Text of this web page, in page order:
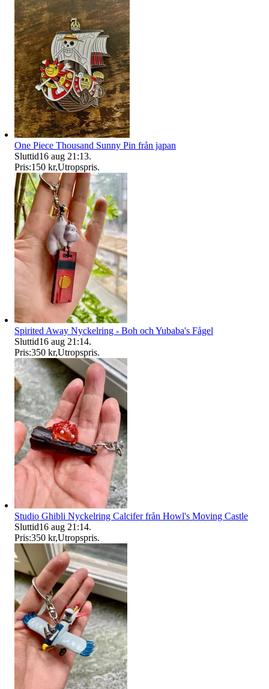
One Piece Thousand Sunny Pin från japan
Sluttid16 aug 21:13.
Pris:150 kr,Utropspris.
Spirited Away Nyckelring - Boh och Yubaba's Fågel
Sluttid16 aug 21:14.
Pris:350 kr,Utropspris.
Studio Ghibli Nyckelring Calcifer från Howl's Moving Castle
Sluttid16 aug 21:14.
Pris:350 kr,Utropspris.